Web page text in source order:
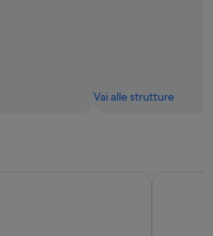
Vai alle strutture